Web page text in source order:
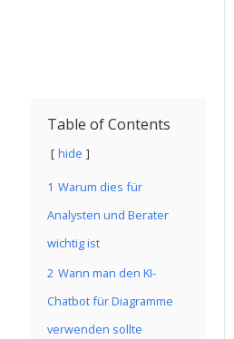
Table of Contents
hide
1 Warum dies für
Analysten und Berater
wichtig ist
2 Wann man den KI-
Chatbot für Diagramme
verwenden sollte